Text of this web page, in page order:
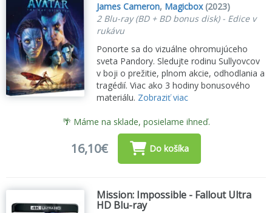
James Cameron, Magicbox(2023)
2 Blu-ray (BD + BD bonus disk) - Edice v
rukávu
Ponorte sa do vizuálne ohromujúceho
sveta Pandory. Sledujte rodinu Sullyovcov
v boji o prežitie, plnom akcie, odhodlania a
tragédií. Viac ako 3 hodiny bonusového
materiálu. Zobraziť viac
🌴 Máme na sklade, posielame ihneď.
16,10€ Do košíka
Mission: Impossible - Fallout Ultra
HD Blu-ray